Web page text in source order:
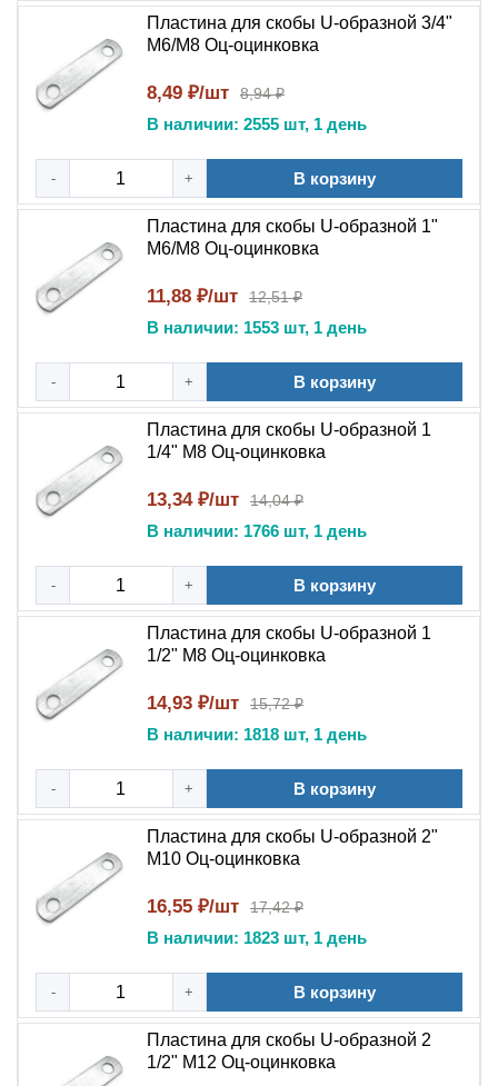
Пластина для скобы U-образной 3/4"
М6/М8 Оц-оцинковка
8,49 ₽/шт 8,94 ₽
В наличии: 2555 шт, 1 день
- + В корзину
Пластина для скобы U-образной 1"
М6/М8 Оц-оцинковка
11,88 ₽/шт 12,51 ₽
В наличии: 1553 шт, 1 день
- + В корзину
Пластина для скобы U-образной 1
1/4" М8 Оц-оцинковка
13,34 ₽/шт 14,04 ₽
В наличии: 1766 шт, 1 день
- + В корзину
Пластина для скобы U-образной 1
1/2" М8 Оц-оцинковка
14,93 ₽/шт 15,72 ₽
В наличии: 1818 шт, 1 день
- + В корзину
Пластина для скобы U-образной 2"
М10 Оц-оцинковка
16,55 ₽/шт 17,42 ₽
В наличии: 1823 шт, 1 день
- + В корзину
Пластина для скобы U-образной 2
1/2" М12 Оц-оцинковка